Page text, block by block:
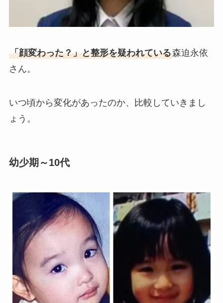
「顔変わった？」と整形を疑われている森迫永依
さん。
いつ頃から変化があったのか、比較していきまし
ょう。
幼少期～10代